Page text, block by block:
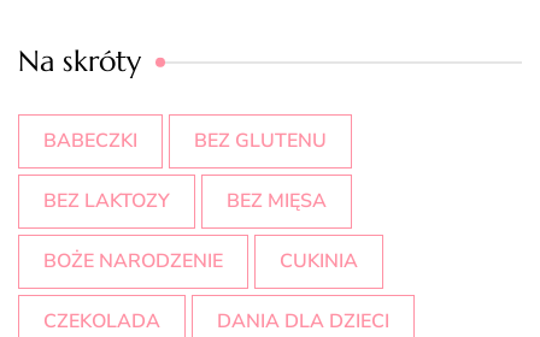
Na skróty
BABECZKI BEZ GLUTENU
BEZ LAKTOZY BEZ MIĘSA
BOŻE NARODZENIE CUKINIA
CZEKOLADA DANIA DLA DZIECI